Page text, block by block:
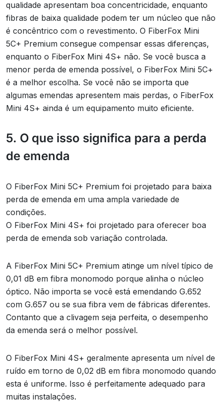
qualidade apresentam boa concentricidade, enquanto
fibras de baixa qualidade podem ter um núcleo que não
é concêntrico com o revestimento. O FiberFox Mini
5C+ Premium consegue compensar essas diferenças,
enquanto o FiberFox Mini 4S+ não. Se você busca a
menor perda de emenda possível, o FiberFox Mini 5C+
é a melhor escolha. Se você não se importa que
algumas emendas apresentem mais perdas, o FiberFox
Mini 4S+ ainda é um equipamento muito eficiente.
5. O que isso significa para a perda
de emenda
O FiberFox Mini 5C+ Premium foi projetado para baixa
perda de emenda em uma ampla variedade de
condições.
O FiberFox Mini 4S+ foi projetado para oferecer boa
perda de emenda sob variação controlada.
A FiberFox Mini 5C+ Premium atinge um nível típico de
0,01 dB em fibra monomodo porque alinha o núcleo
óptico. Não importa se você está emendando G.652
com G.657 ou se sua fibra vem de fábricas diferentes.
Contanto que a clivagem seja perfeita, o desempenho
da emenda será o melhor possível.
O FiberFox Mini 4S+ geralmente apresenta um nível de
ruído em torno de 0,02 dB em fibra monomodo quando
esta é uniforme. Isso é perfeitamente adequado para
muitas instalações.